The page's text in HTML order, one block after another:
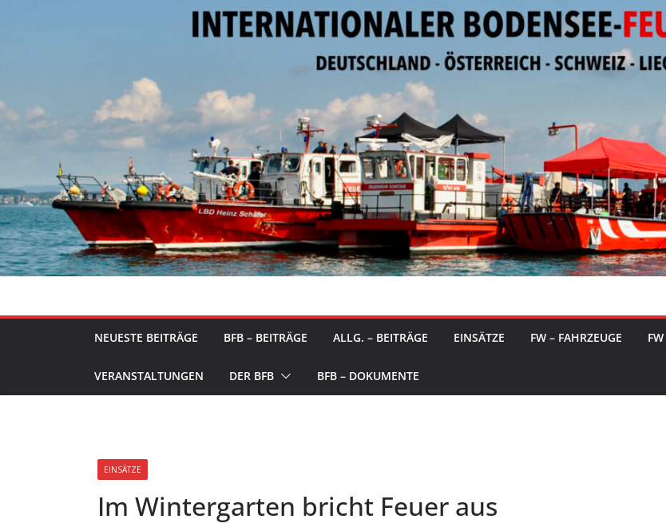
NEUESTE BEITRÄGE BFB – BEITRÄGE ALLG. – BEITRÄGE EINSÄTZE FW – FAHRZEUGE
VERANSTALTUNGEN DER BFB BFB – DOKUMENTE
EINSÄTZE
Im Wintergarten bricht Feuer aus